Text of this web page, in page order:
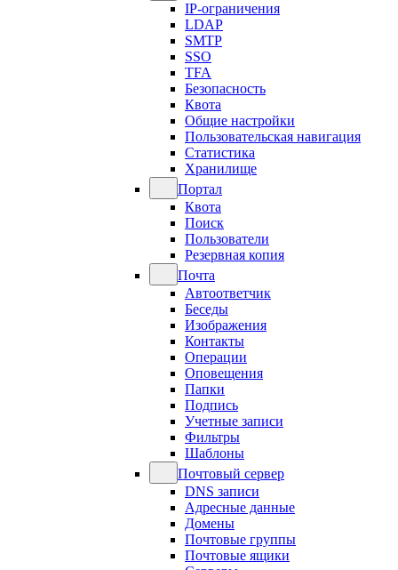
IP-ограничения
LDAP
SMTP
SSO
TFA
Безопасность
Квота
Общие настройки
Пользовательская навигация
Статистика
Хранилище
Портал
Квота
Поиск
Пользователи
Резервная копия
Почта
Автоответчик
Беседы
Изображения
Контакты
Операции
Оповещения
Папки
Подпись
Учетные записи
Фильтры
Шаблоны
Почтовый сервер
DNS записи
Адресные данные
Домены
Почтовые группы
Почтовые ящики